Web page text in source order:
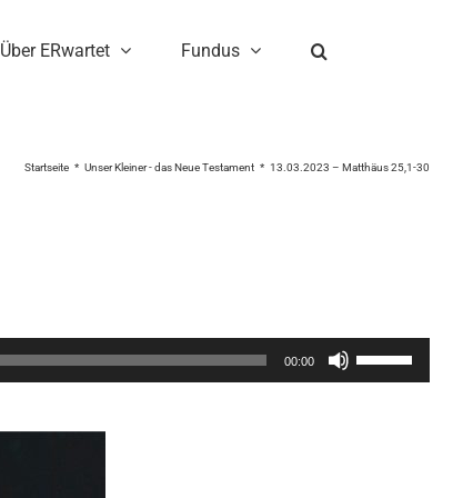
Über ERwartet Fundus
Startseite Unser Kleiner - das Neue Testament 13.03.2023 – Matthäus 25,1-30
00:00